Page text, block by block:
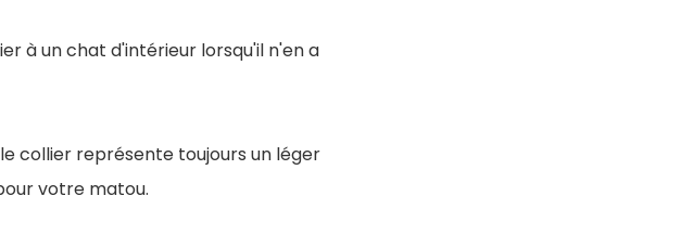
à un chat d'intérieur lorsqu'il n'en a
collier représente toujours un léger
votre matou.